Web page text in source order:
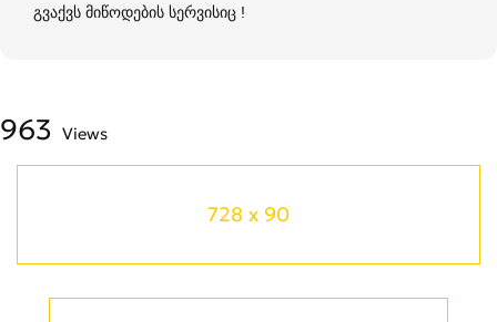
გვაქვს მიწოდების სერვისიც !
963 Views
728 x 90